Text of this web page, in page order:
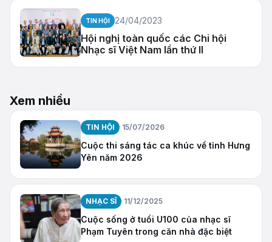
TIN HỘI 24/04/2023
Hội nghị toàn quốc các Chi hội
Nhạc sĩ Việt Nam lần thứ II
Xem nhiều
TIN HỘI 15/07/2026
Cuộc thi sáng tác ca khúc về tỉnh Hưng
Yên năm 2026
NHẠC SĨ 11/12/2025
Cuộc sống ở tuổi U100 của nhạc sĩ
Phạm Tuyên trong căn nhà đặc biệt